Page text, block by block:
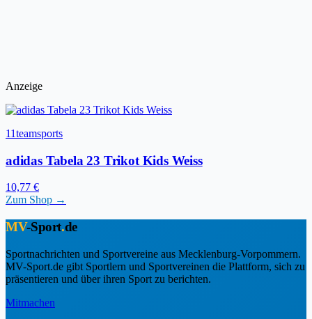
Anzeige
11teamsports
adidas Tabela 23 Trikot Kids Weiss
10,77 €
Zum Shop →
MV-Sport.de
Sportnachrichten und Sportvereine aus Mecklenburg-Vorpommern.
MV-Sport.de gibt Sportlern und Sportvereinen die Plattform, sich zu
präsentieren und über ihren Sport zu berichten.
Mitmachen